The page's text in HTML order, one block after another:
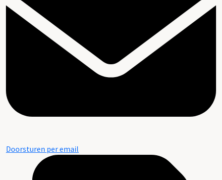
Doorsturen per email